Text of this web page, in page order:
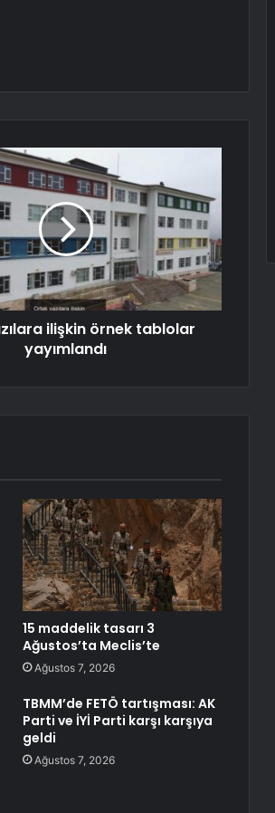
ilişkin örnek tablolar
yayımlandı
15 maddelik tasarı 3
Ağustos’ta Meclis’te
Ağustos 7, 2026
TBMM’de FETÖ tartışması: AK
Parti ve İYİ Parti karşı karşıya
geldi
Ağustos 7, 2026